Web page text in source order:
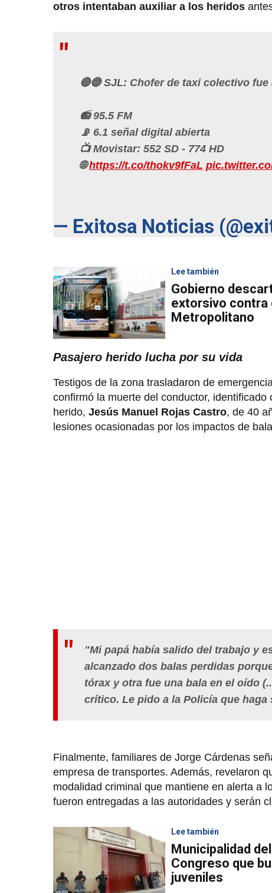
otros intentaban auxiliar a los heridos
🔴🔵 SJL: Chofer de taxi colectivo
📻 95.5 FM
📡 6.1 señal digital abierta
📺 Movistar: 552 SD - 774 HD
🌐https://t.co/thokv9fFaL
— Exitosa Noticias
Lee también
Gobierno
extorsivo contra
Metropolitano
Pasajero herido lucha por su vida
Testigos de la zona trasladaron de
confirmó la muerte del conductor, identificado
herido, Jesús Manuel Rojas Castro, de 40
lesiones ocasionadas por los impactos de
"Mi papá había salido del trabajo y
alcanzado dos balas perdidas
tórax y otra fue una bala en el oído
crítico. Le pido a la Policía que haga
Finalmente, familiares de Jorge Cárdenas
empresa de transportes. Además, revelaron
modalidad criminal que mantiene en alerta a
fueron entregadas a las autoridades y serán
Lee también
Municipalidad
Congreso que
juveniles